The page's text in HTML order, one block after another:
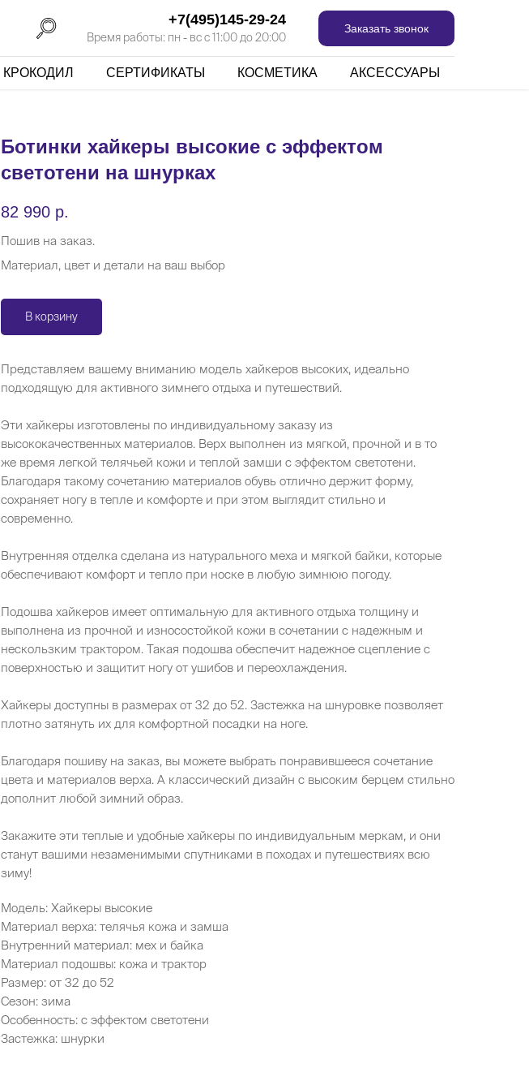
+7(495)145-29-24
Время работы: пн - вс с 11:00 до 20:00
Заказать звонок
КРОКОДИЛ СЕРТИФИКАТЫ КОСМЕТИКА АКСЕССУАРЫ
Ботинки хайкеры высокие с эффектом
светотени на шнурках
82 990 р.
Пошив на заказ.
Материал, цвет и детали на ваш выбор
В корзину
Представляем вашему вниманию модель хайкеров высоких, идеально
подходящую для активного зимнего отдыха и путешествий.
Эти хайкеры изготовлены по индивидуальному заказу из
высококачественных материалов. Верх выполнен из мягкой, прочной и в то
же время легкой телячьей кожи и теплой замши с эффектом светотени.
Благодаря такому сочетанию материалов обувь отлично держит форму,
сохраняет ногу в тепле и комфорте и при этом выглядит стильно и
современно.
Внутренняя отделка сделана из натурального меха и мягкой байки, которые
обеспечивают комфорт и тепло при носке в любую зимнюю погоду.
Подошва хайкеров имеет оптимальную для активного отдыха толщину и
выполнена из прочной и износостойкой кожи в сочетании с надежным и
нескользким трактором. Такая подошва обеспечит надежное сцепление с
поверхностью и защитит ногу от ушибов и переохлаждения.
Хайкеры доступны в размерах от 32 до 52. Застежка на шнуровке позволяет
плотно затянуть их для комфортной посадки на ноге.
Благодаря пошиву на заказ, вы можете выбрать понравившееся сочетание
цвета и материалов верха. А классический дизайн с высоким берцем стильно
дополнит любой зимний образ.
Закажите эти теплые и удобные хайкеры по индивидуальным меркам, и они
станут вашими незаменимыми спутниками в походах и путешествиях всю
зиму!
Модель: Хайкеры высокие
Материал верха: телячья кожа и замша
Внутренний материал: мех и байка
Материал подошвы: кожа и трактор
Размер: от 32 до 52
Сезон: зима
Особенность: с эффектом светотени
Застежка: шнурки